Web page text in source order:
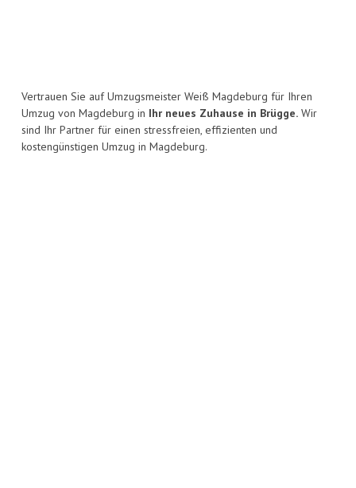
Vertrauen Sie auf Umzugsmeister Weiß Magdeburg für Ihren
Umzug von Magdeburg in Ihr neues Zuhause in Brügge. Wir
sind Ihr Partner für einen stressfreien, effizienten und
kostengünstigen Umzug in Magdeburg.